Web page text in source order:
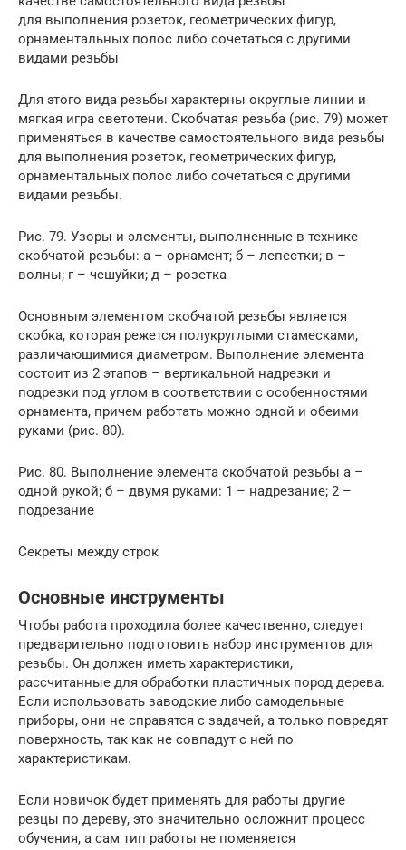
для выполнения розеток, геометрических фигур,
орнаментальных полос либо сочетаться с другими
видами резьбы
Для этого вида резьбы характерны округлые линии и
мягкая игра светотени. Скобчатая резьба (рис. 79) может
применяться в качестве самостоятельного вида резьбы
для выполнения розеток, геометрических фигур,
орнаментальных полос либо сочетаться с другими
видами резьбы.
Рис. 79. Узоры и элементы, выполненные в технике
скобчатой резьбы: а – орнамент; б – лепестки; в –
волны; г – чешуйки; д – розетка
Основным элементом скобчатой резьбы является
скобка, которая режется полукруглыми стамесками,
различающимися диаметром. Выполнение элемента
состоит из 2 этапов – вертикальной надрезки и
подрезки под углом в соответствии с особенностями
орнамента, причем работать можно одной и обеими
руками (рис. 80).
Рис. 80. Выполнение элемента скобчатой резьбы а –
одной рукой; б – двумя руками: 1 – надрезание; 2 –
подрезание
Секреты между строк
Основные инструменты
Чтобы работа проходила более качественно, следует
предварительно подготовить набор инструментов для
резьбы. Он должен иметь характеристики,
рассчитанные для обработки пластичных пород дерева.
Если использовать заводские либо самодельные
приборы, они не справятся с задачей, а только повредят
поверхность, так как не совпадут с ней по
характеристикам.
Если новичок будет применять для работы другие
резцы по дереву, это значительно осложнит процесс
обучения, а сам тип работы не поменяется